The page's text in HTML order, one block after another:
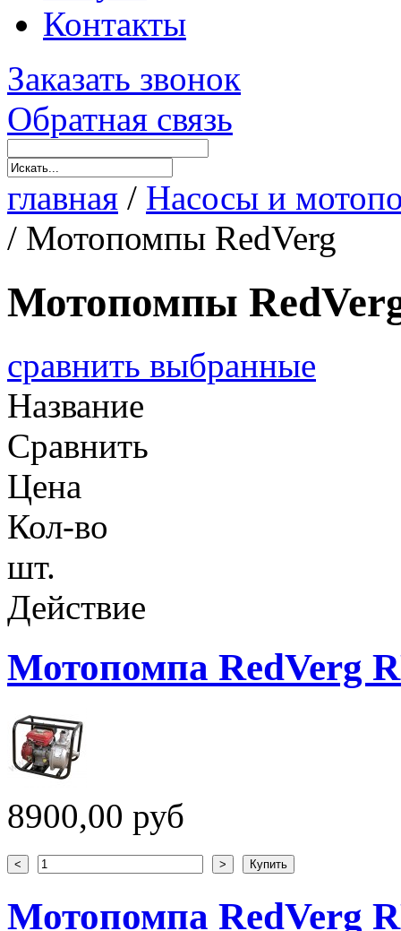
Контакты
Заказать звонок
Обратная связь
главная / Насосы и
/ Мотопомпы RedVerg
Мотопомпы
сравнить выбранные
Название
Сравнить
Цена
Кол-во
шт.
Действие
Мотопомпа RedVerg
8900,00 руб
Мотопомпа RedVerg